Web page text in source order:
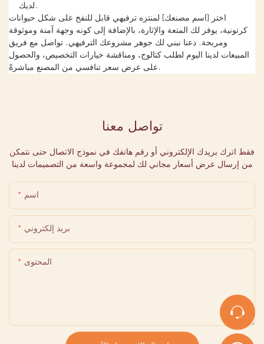
لديك.
اختر [اسم مصنعك] لمنتزه ترفيهي قابل للنفخ على شكل حيوانات
كرتونية، يوفر لك المتعة والإثارة، بالإضافة إلى كونه وجهة آمنة وموثوقة
ومربحة. دعنا نبني لك جوهر مشروعك الترفيهي. تواصل مع فريق
المبيعات لدينا اليوم لطلب كتالوج، ومناقشة خيارات التخصيص، والحصول
على عرض سعر تنافسي من المصنع مباشرةً.
تواصل معنا
فقط اترك بريدك الإلكتروني أو رقم هاتفك في نموذج الاتصال حتى نتمكن
من إرسال عرض أسعار مجاني لك لمجموعة واسعة من التصميمات لدينا
اسم
بريد إلكتروني
المحتوى